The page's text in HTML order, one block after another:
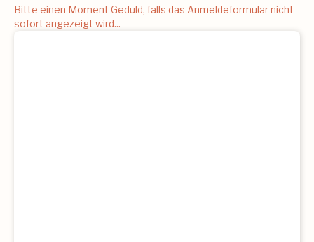
Bitte einen Moment Geduld, falls das Anmeldeformular nicht
sofort angezeigt wird...